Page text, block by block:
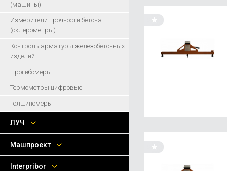
(машины)
Измерители прочности бетона
(склерометры)
Контроль арматуры железобетонных
изделий
Прогибомеры
Термометры цифровые
Толщиномеры
ЛУЧ
Машпроект
Interpribor